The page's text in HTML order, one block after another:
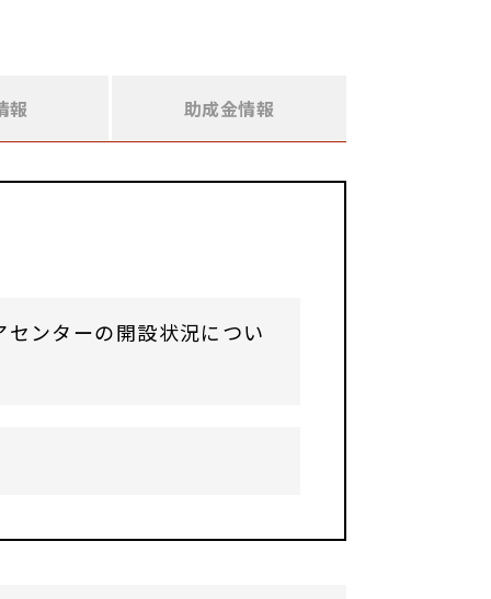
報 助成金情報
センターの開設状況につい